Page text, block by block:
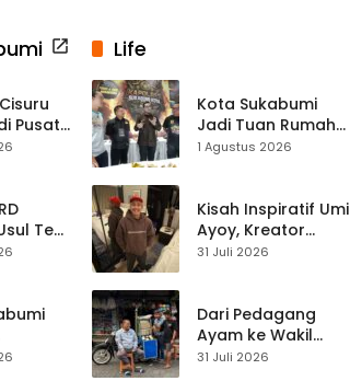
Pusat
RI,
Tes
Life
Kota Sukabumi
Jadi Tuan Rumah
Kontes Batu Akik
1 Agustus 2026
Kisah Inspiratif Umi
Ayoy, Kreator
TikTok Asal
Live Streaming
31 Juli 2026
Dari Pedagang
Ayam ke Wakil
Ketua DPRD, H.
31 Juli 2026